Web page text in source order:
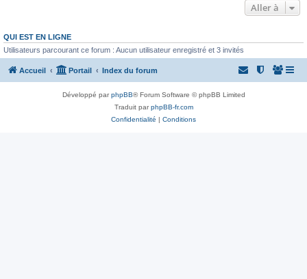
Aller à
QUI EST EN LIGNE
Utilisateurs parcourant ce forum : Aucun utilisateur enregistré et 3 invités
Accueil Portail Index du forum
Développé parphpBB® Forum Software © phpBB Limited
Traduit parphpBB-fr.com
Confidentialité | Conditions